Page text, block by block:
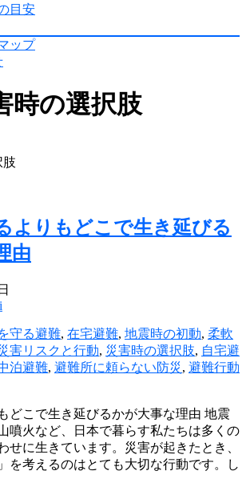
目安
ップ
時の選択肢
肢
よりもどこで生き延びる
由
守る避難, 在宅避難, 地震時の初動, 柔軟
害リスクと行動, 災害時の選択肢, 自宅避
泊避難, 避難所に頼らない防災, 避難行動
どこで生き延びるかが大事な理由 地震
噴火など、日本で暮らす私たちは多くの
せに生きています。災害が起きたとき、
を考えるのはとても大切な行動です。し